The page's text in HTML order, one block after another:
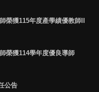
榮獲115年度產學績優教師II
榮獲114學年度優良導師
公告